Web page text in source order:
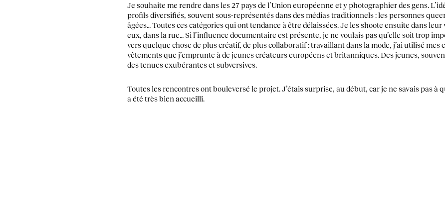
Je souhaite me rendre dans les 27 pays de l’Union européenne et y photographier des gens.
profils diversifiés, souvent sous-représentés dans des médias traditionnels : les personnes
âgées… Toutes ces catégories qui ont tendance à être délaissées. Je les shoote ensuite dans
eux, dans la rue… Si l’influence documentaire est présente, je ne voulais pas qu’elle soit trop
vers quelque chose de plus créatif, de plus collaboratif : travaillant dans la mode, j’ai utilisé mes
vêtements que j’emprunte à de jeunes créateurs européens et britanniques. Des jeunes,
des tenues exubérantes et subversives.
Toutes les rencontres ont bouleversé le projet. J’étais surprise, au début, car je ne savais pas à
a été très bien accueilli.